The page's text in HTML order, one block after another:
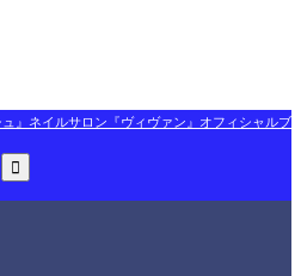
』ネイルサロン『ヴィヴァン』オフィシャルブ